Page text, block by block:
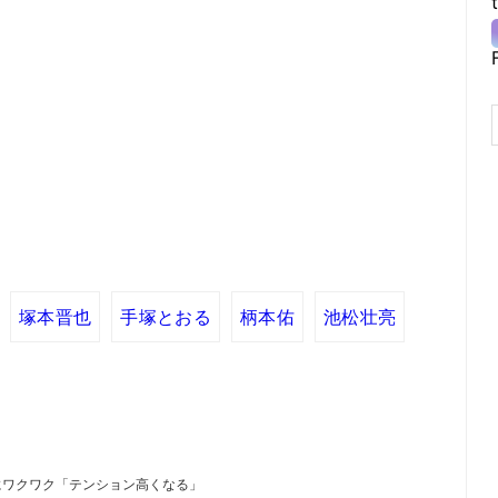
塚本晋也 手塚とおる 柄本佑 池松壮亮
クワク「テンション高くなる」